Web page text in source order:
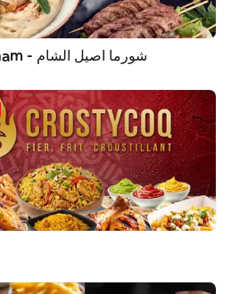
Shawarma Assil Acham - شورما اصيل الشام